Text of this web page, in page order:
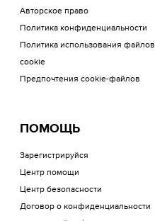
Авторское право
Политика конфиденциальности
Политика использования файлов
cookie
Предпочтения cookie-файлов
ПОМОЩЬ
Зарегистрируйся
Центр помощи
Центр безопасности
Договор о конфиденциальности